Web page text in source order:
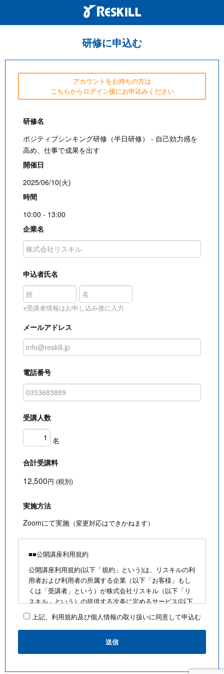
研修に申込む
アカウントをお持ちの方は
こちらからログイン後にお申込みください
研修名
ポジティブシンキング研修（半日研修） - 自己効力感を
高め、仕事で成果を出す
開催日
2025/06/10(火)
時間
10:00 - 13:00
企業名
申込者氏名
※受講者情報はお申し込み後に入力
メールアドレス
電話番号
受講人数
名
合計受講料
12,500円 (税別)
実施方法
Zoomにて実施 （変更対応はできかねます）
■■公開講座利用規約
公開講座利用規約(以下「規約」という)は、リスキルの利
用者および利用者の所属する企業（以下「お客様」もし
くは「受講者」という）が株式会社リスキル（以下「リ
スキル」という）の提供する次条に定めるサービス(以下
「公開講座」という)を利用するにあたり、お客様に遵守
していただく事項を定めたものです。
■公開講座お申込みにあたって
・最少催行人数を満たさないなど合理的な事由がある場
とします
上記、利用規約及び個人情報の取り扱いに同意して申込む